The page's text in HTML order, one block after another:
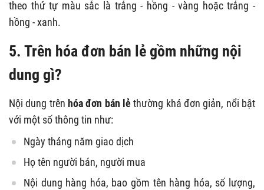
theo thứ tự màu sắc là trắng - hồng - vàng hoặc trắng -
hồng - xanh.
5. Trên hóa đơn bán lẻ gồm những nội
dung gì?
Nội dung trên hóa đơn bán lẻ thường khá đơn giản, nổi bật
với một số thông tin như:
Ngày tháng năm giao dịch
Họ tên người bán, người mua
Nội dung hàng hóa, bao gồm tên hàng hóa, số lượng,